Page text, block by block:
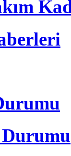
Durumu